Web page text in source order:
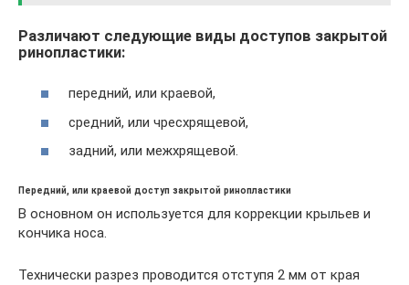
Различают следующие виды доступов закрытой
ринопластики:
передний, или краевой,
средний, или чресхрящевой,
задний, или межхрящевой.
Передний, или краевой доступ закрытой ринопластики
В основном он используется для коррекции крыльев и
кончика носа.
Технически разрез проводится отступя 2 мм от края